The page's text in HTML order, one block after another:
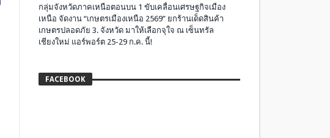
กลุ่มจังหวัดภาคเหนือตอนบน 1 ขับเคลื่อนเศรษฐกิจเมือง
เหนือ จัดงาน “เกษตรเมืองเหนือ 2569” ยกร้านเด็ดสินค้า
เกษตรปลอดภัย 3. จังหวัด มาให้เลือกจุใจ ณ เซ็นทรัล
เชียงใหม่ แอร์พอร์ต 25-29 ก.ค. นี้!
FACEBOOK